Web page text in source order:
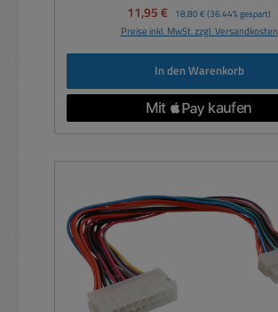
Verkaufspreis:
11,95 € Regulärer Preis:
18,80 € (36.44% gespart)
Preise inkl. MwSt. zzgl. Versandkosten
In den Warenkorb